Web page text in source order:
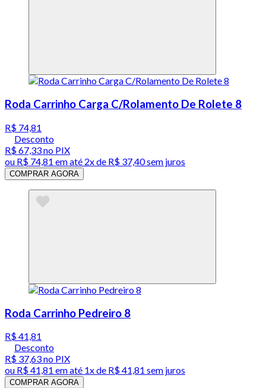
Roda Carrinho Carga C/Rolamento De Rolete 8
R$ 74,81
Desconto
R$ 67,33no PIX
ou R$ 74,81 em até 2x de R$ 37,40 sem juros
COMPRAR AGORA
Roda Carrinho Pedreiro 8
R$ 41,81
Desconto
R$ 37,63no PIX
ou R$ 41,81 em até 1x de R$ 41,81 sem juros
COMPRAR AGORA